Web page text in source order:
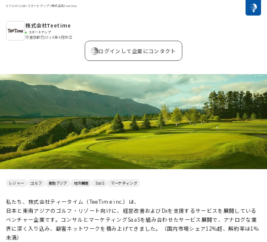
> スタートアップ>株式会社Teetime
株式会社Teetime
スタートアップ
東京都 2014年4月設立
ログインして企業にコンタクト
レジャー ゴルフ 東南アジア 地方展開 SaaS マーケティング
私たち、株式会社ティータイム（TeeTime inc.）は、
日本と東南アジアのゴルフ・リゾート向けに、経営改善およびDxを支援するサービスを展開している
ベンチャー企業です。コンサルとマーケティングSaaSを組み合わせたサービス展開で、アナログな業
界に深く入り込み、顧客ネットワークを積み上げてきました。（国内市場シェア12%超、解約率は1%
未満）